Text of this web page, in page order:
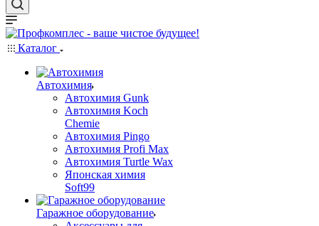
Каталог
Автохимия
Автохимия Gunk
Автохимия Koch
Chemie
Автохимия Pingo
Автохимия Profi Max
Автохимия Turtle Wax
Японская химия
Soft99
Гаражное оборудование